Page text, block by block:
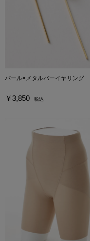
パール×メタルバーイヤリング
￥3,850 税込